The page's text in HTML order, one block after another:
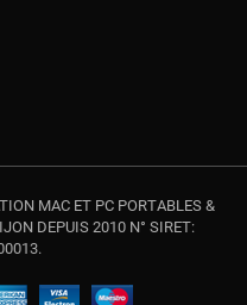
MAC ET PC PORTABLES &
DEPUIS 2010 N° SIRET: